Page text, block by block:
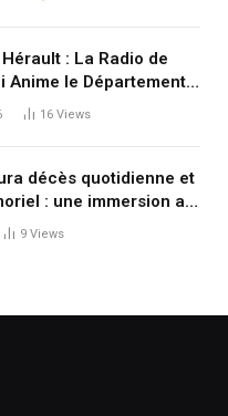
: La Radio de
Anime le Département
16 Views
décès quotidienne et
: une immersion au
9 Views